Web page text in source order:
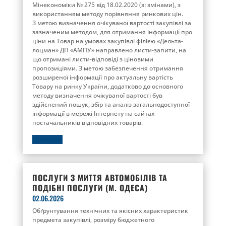
Мінекономіки № 275 від 18.02.2020 (зі змінами), з
використанням методу порівняння ринкових цін.
З метою визначення очікуваної вартості закупівлі за
зазначеним методом, для отримання інформації про
ціни на Товар на умовах закупівлі філією «Дельта-
лоцман» ДП «АМПУ» направлено листи-запити, на
що отримані листи-відповіді з ціновими
пропозиціями. З метою забезпечення отримання
розширеної інформації про актуальну вартість
Товару на ринку України, додатково до основного
методу визначення очікуваної вартості був
здійснений пошук, збір та аналіз загальнодоступної
інформації в мережі Інтернету на сайтах
постачальників відповідних товарів.
ПОСЛУГИ З МИТТЯ АВТОМОБІЛІВ ТА
ПОДІБНІ ПОСЛУГИ (М. ОДЕСА)
02.06.2026
Обґрунтування технічних та якісних характеристик
предмета закупівлі, розміру бюджетного